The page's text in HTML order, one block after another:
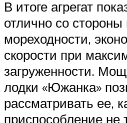
В итоге агрегат
отлично со стороны
мореходности,
скорости при
загруженности.
лодки «Южанка»
рассматривать ее,
приспособление не